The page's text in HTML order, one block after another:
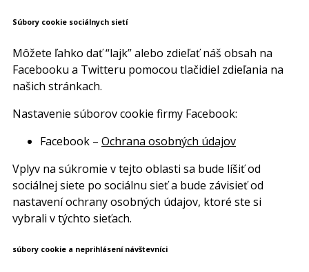
Súbory cookie sociálnych sietí
Môžete ľahko dať “lajk” alebo zdieľať náš obsah na
Facebooku a Twitteru pomocou tlačidiel zdieľania na
našich stránkach.
Nastavenie súborov cookie firmy Facebook:
Facebook – Ochrana osobných údajov
Vplyv na súkromie v tejto oblasti sa bude líšiť od
sociálnej siete po sociálnu sieť a bude závisieť od
nastavení ochrany osobných údajov, ktoré ste si
vybrali v týchto sieťach.
súbory cookie a neprihlásení návštevníci